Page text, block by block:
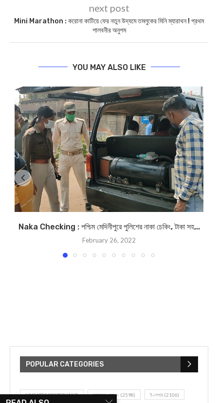
next post
Mini Marathon : করোনা কাটিয়ে ফের নতুন উদ্যমে তমলুকের মিনি ম্যারাথন ! প্রথম
শালবনীর অনুপম
YOU MAY ALSO LIKE
Naka Checking : পশ্চিম মেদিনীপুরে পুলিশের নাকা চেকিং, টাকা সহ...
February 26, 2022
POPULAR CATEGORIES
UNCATEGORIZED(107) আজকের সেরা ১০ (2598) ই-পেপার (2106)